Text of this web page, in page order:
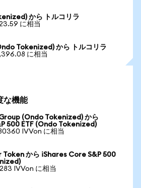
から トルコリラ
に相当
Tokenized) から トルコリラ
に相当
な機能
(Ondo Tokenized) から
500 ETF (Ondo Tokenized)
IVVon に相当
Token から iShares Core S&P 500
IVVon に相当